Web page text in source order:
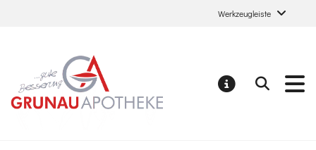
Werkzeugleiste
Suchen